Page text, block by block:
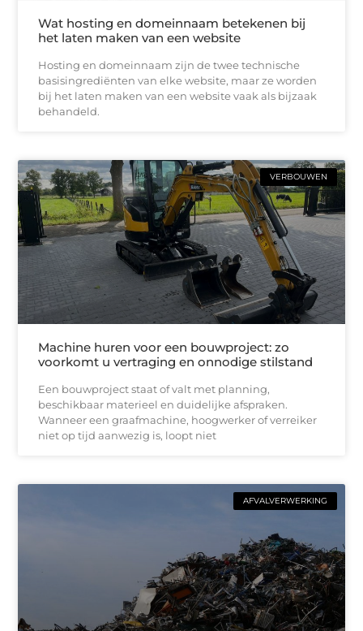
Wat hosting en domeinnaam betekenen bij
het laten maken van een website
Hosting en domeinnaam zijn de twee technische
basisingrediënten van elke website, maar ze worden
bij het laten maken van een website vaak als bijzaak
behandeld.
VERBOUWEN
Machine huren voor een bouwproject: zo
voorkomt u vertraging en onnodige stilstand
Een bouwproject staat of valt met planning,
beschikbaar materieel en duidelijke afspraken.
Wanneer een graafmachine, hoogwerker of verreiker
niet op tijd aanwezig is, loopt niet
AFVALVERWERKING